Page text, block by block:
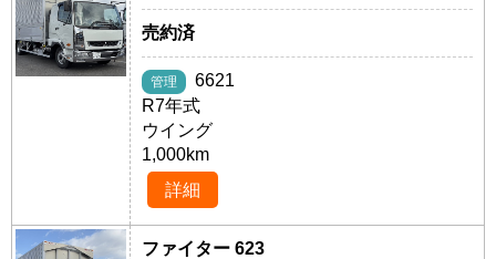
売約済
管理
6621
R7年式
ウイング
1,000km
詳細
ファイター 623